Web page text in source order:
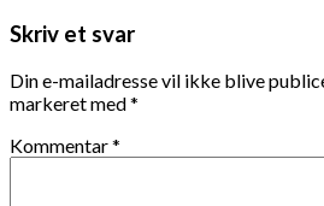
Skriv et svar
Din e-mailadresse vil ikke blive
markeret med*
Kommentar*